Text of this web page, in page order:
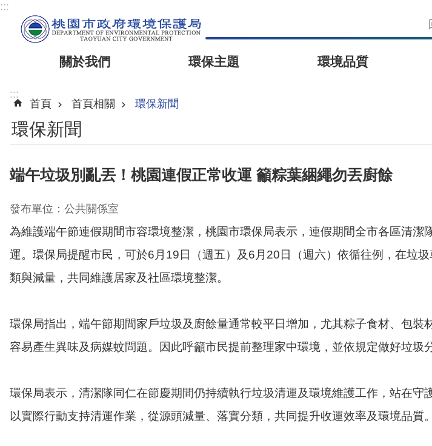
:::
關於我們 環保主題 環境品質
:::
首頁
首頁相關 環保新聞
環保新聞
端午垃圾別亂丟！桃園連假正常收運 籲粽葉綑繩勿丟廚餘
發布單位：公共關係室
為維護端午節連假期間市容環境整潔，桃園市環保局表示，連假期間全市各區清
運。環保局提醒市民，可於6月19日（週五）及6月20日（週六）依循往例，在垃
類與減量，共同維護居家及社區環境整潔。
環保局指出，端午節期間家戶垃圾及廚餘量通常較平日增加，尤其粽子食材、包
容易產生異味及病媒蚊問題。因此呼籲市民提前整理家中環境，並依規定做好垃圾
環保局表示，清潔隊同仁在節慶期間仍持續執行垃圾清運及環境維護工作，站在
以實際行動支持清運作業，從源頭減量、落實分類，共同提升收運效率及環境品質。